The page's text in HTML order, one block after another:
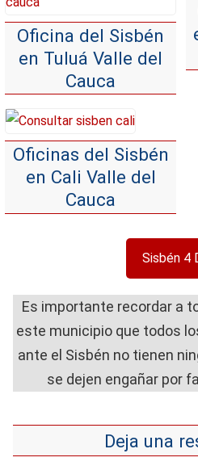
Oficina del Sisbén
en Tuluá Valle del
Cauca
Oficinas del Sisbén
en Cali Valle del
Cauca
Sisbén 4
Es importante recordar a
este municipio que todos
ante el Sisbén no tienen
se dejen engañar por
Deja una